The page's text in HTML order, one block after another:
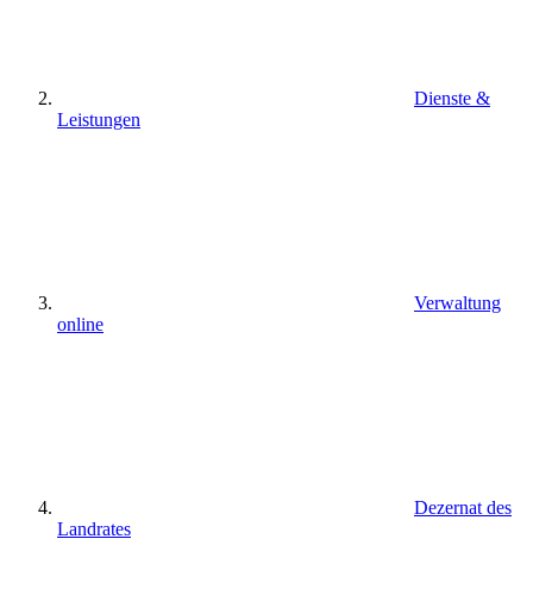
Dienste &
Leistungen
Verwaltung
online
Dezernat des
Landrates